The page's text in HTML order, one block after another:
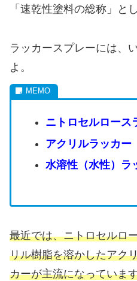
「速乾性塗料の総称」と
ラッカースプレーには、
よ。
ニトロセルロース
アクリルラッカー
水溶性（水性）ラ
最近では、ニトロセルロ
リル樹脂を溶かしたアク
カーが主流になっていま